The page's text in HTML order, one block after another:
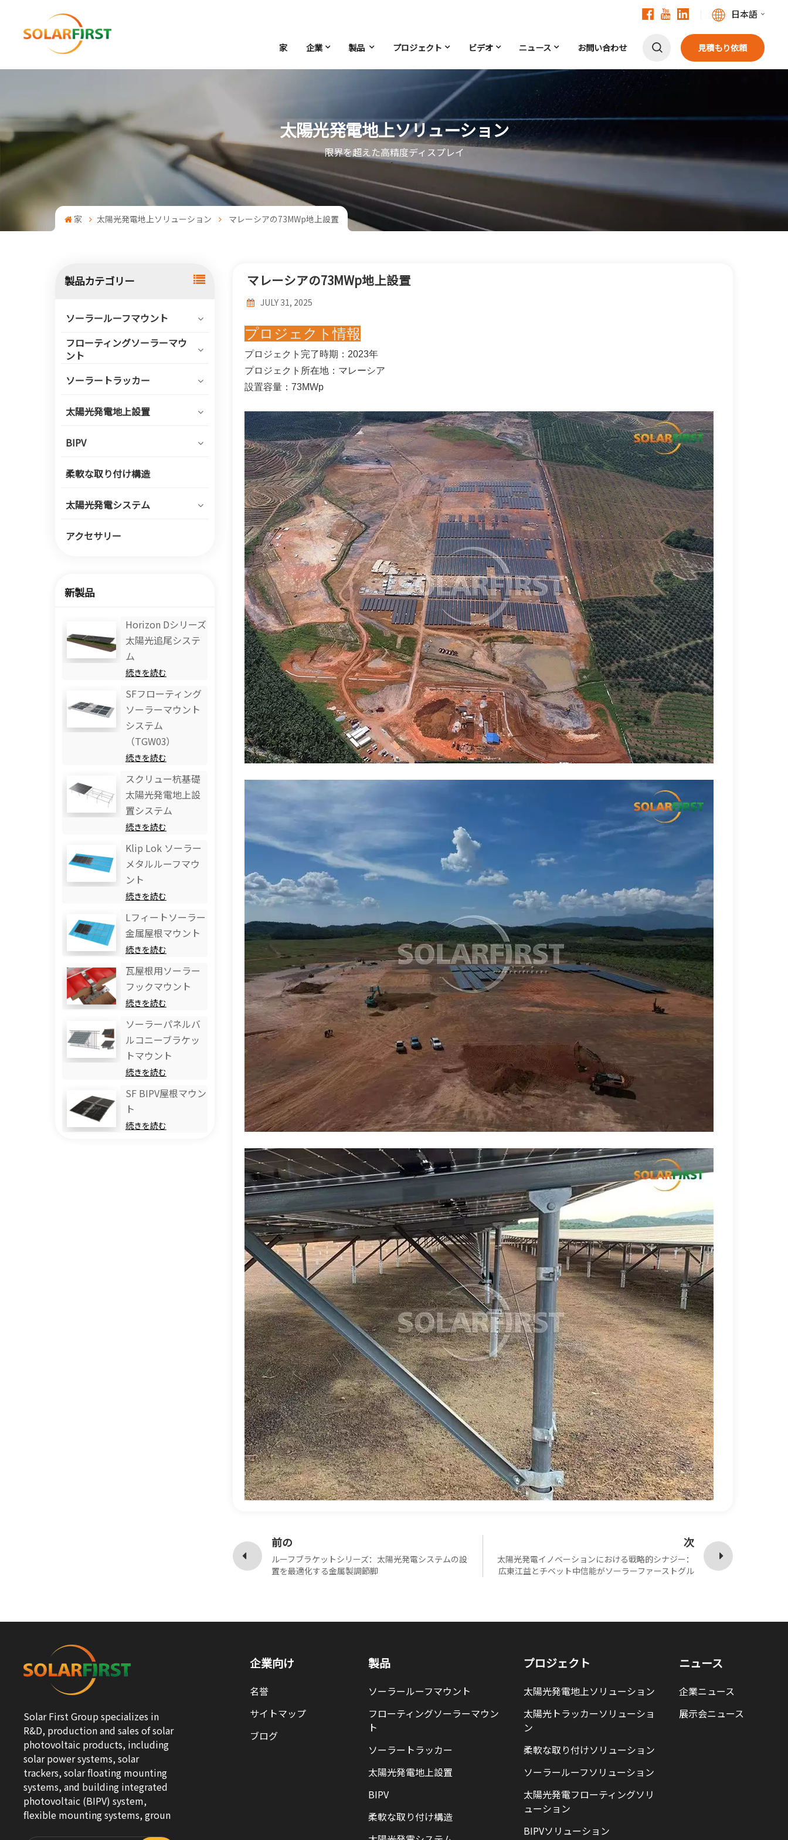
日本語
Deutsch
Español
家 企業 製品 プロジェクト ビデオ ニュース お問い合わせ 見積もり依頼
太陽光発電地上ソリューション
限界を超えた高精度ディスプレイ
家 太陽光発電地上ソリューション マレーシアの73MWp地上設置
製品カテゴリー
ソーラールーフマウント
フローティングソーラーマウ
ント
ソーラートラッカー
太陽光発電地上設置
BIPV
柔軟な取り付け構造
太陽光発電システム
アクセサリー
新製品
Horizo​​n Dシリーズ
太陽光追尾システ
ム
続きを読む
SFフローティング
ソーラーマウント
システム
（TGW03）
続きを読む
スクリュー杭基礎
太陽光発電地上設
置システム
続きを読む
Klip Lok ソーラー
メタルルーフマウ
ント
続きを読む
Lフィートソーラー
金属屋根マウント
続きを読む
瓦屋根用ソーラー
フックマウント
続きを読む
ソーラーパネルバ
ルコニーブラケッ
トマウント
続きを読む
SF BIPV屋根マウン
ト
続きを読む
マレーシアの73MWp地上設置
JULY 31, 2025
プロジェクト情報
プロジェクト完了時期：2023年
プロジェクト所在地：マレーシア
設置容量：73MWp
前の
ルーフブラケットシリーズ：太陽光発電システムの設
置を最適化する金属製調節脚
次
太陽光発電イノベーションにおける戦略的シナジー：
広東江益とチベット中信能がソーラーファーストグル
Solar First Group specializes in
R&D, production and sales of solar
photovoltaic products, including
solar power systems, solar
trackers, solar floating mounting
systems, and building integrated
photovoltaic (BIPV) system,
flexible mounting systems, groun
企業向け
名誉
サイトマップ
ブログ
製品
ソーラールーフマウント
フローティングソーラーマウン
ト
ソーラートラッカー
太陽光発電地上設置
BIPV
柔軟な取り付け構造
プロジェクト
太陽光発電地上ソリューション
太陽光トラッカーソリューショ
ン
柔軟な取り付けソリューション
ソーラールーフソリューション
太陽光発電フローティングソリ
ューション
BIPVソリューション
ニュース
企業ニュース
展示会ニュース